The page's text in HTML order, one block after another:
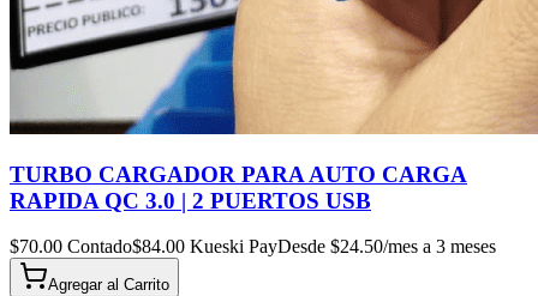
TURBO CARGADOR PARA AUTO CARGA
RAPIDA QC 3.0 | 2 PUERTOS USB
$70.00 Contado$84.00 Kueski PayDesde $24.50/mes a 3 meses
Agregar al Carrito